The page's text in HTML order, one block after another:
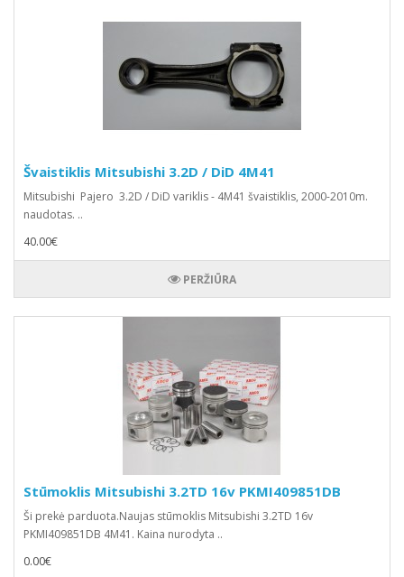
Švaistiklis Mitsubishi 3.2D / DiD 4M41
Mitsubishi Pajero 3.2D / DiD variklis - 4M41 švaistiklis, 2000-2010m.
naudotas. ..
40.00€
PERŽIŪRA
Stūmoklis Mitsubishi 3.2TD 16v PKMI409851DB
Ši prekė parduota.Naujas stūmoklis Mitsubishi 3.2TD 16v
PKMI409851DB 4M41. Kaina nurodyta ..
0.00€